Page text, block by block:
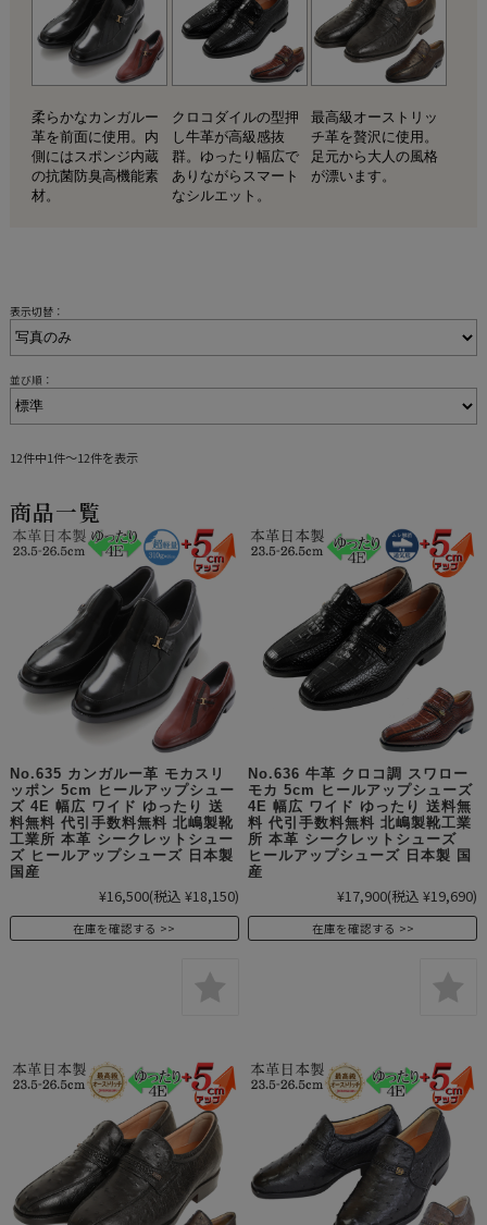
柔らかなカンガルー
革を前面に使用。内
側にはスポンジ内蔵
の抗菌防臭高機能素
材。
クロコダイルの型押
し牛革が高級感抜
群。ゆったり幅広で
ありながらスマート
なシルエット。
最高級オーストリッ
チ革を贅沢に使用。
足元から大人の風格
が漂います。
表示切替：
並び順：
12件中1件～12件を表示
商品一覧
No.635 カンガルー革 モカスリ
ッポン 5cm ヒールアップシュー
ズ 4E 幅広 ワイド ゆったり 送
料無料 代引手数料無料 北嶋製靴
工業所 本革 シークレットシュー
ズ ヒールアップシューズ 日本製
国産
¥16,500(税込 ¥18,150)
在庫を確認する
No.636 牛革 クロコ調 スワロー
モカ 5cm ヒールアップシューズ
4E 幅広 ワイド ゆったり 送料無
料 代引手数料無料 北嶋製靴工業
所 本革 シークレットシューズ
ヒールアップシューズ 日本製 国
産
¥17,900(税込 ¥19,690)
在庫を確認する